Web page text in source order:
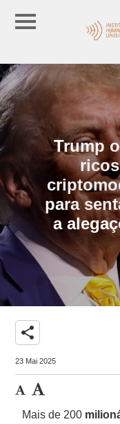
Trump
para
a
share
23 Mai 2025
Mais de 200